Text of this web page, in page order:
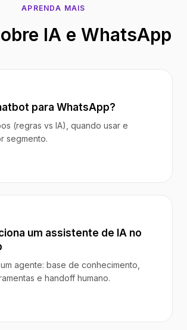
APRENDA MAIS
IA e WhatsApp
para WhatsApp?
(regras vs IA), quando usar e
segmento.
um assistente de IA no
agente: base de conhecimento,
e handoff humano.